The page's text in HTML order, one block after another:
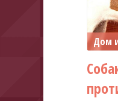
Дом